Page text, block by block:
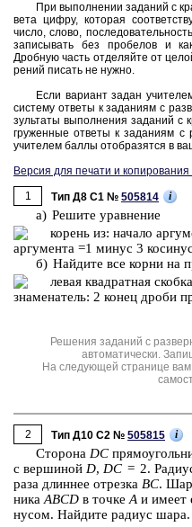
При вы­пол­не­нии за­да­ний с
ве­та цифру, ко­то­рая
число, слово,
за­пи­сы­вать без про­бе­лов и
Дроб­ную часть от­де­ляй­те от
ре­ний пи­сать не нужно.
Если ва­ри­ант задан
си­сте­му от­ве­ты к за­да­ни­ям с
зуль­та­ты вы­пол­не­ния за­да­ний с
гру­жен­ные от­ве­ты к за­да­ни­ям с
учи­те­лем баллы отоб­ра­зят­ся в
Версия для печати и копирования
1
Тип Д8 C1 № 505814 i
а) Ре­ши­те урав­не­ние
б) Най­ди­те все корни на
Решения заданий с
автоматически.
На следующей странице
2 Тип Д10 C2 № 505815 i
Сто­ро­на DC
с вер­ши­ной D, DC = 2.
раза длин­нее от­рез­ка BC. Шар
ни­ка ABCD в точке A и имеет
ну­сом. Най­ди­те ра­ди­ус шара.